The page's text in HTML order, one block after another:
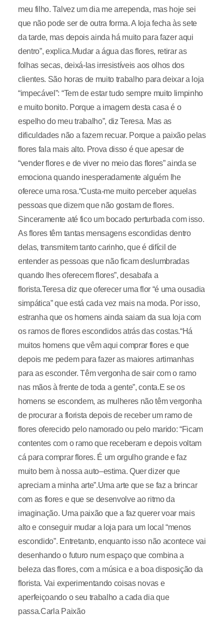
meu filho. Talvez um dia me arrependa, mas hoje sei
que não pode ser de outra forma. A loja fecha às sete
da tarde, mas depois ainda há muito para fazer aqui
dentro”, explica.Mudar a água das flores, retirar as
folhas secas, deixá-las irresistíveis aos olhos dos
clientes. São horas de muito trabalho para deixar a loja
“impecável”: “Tem de estar tudo sempre muito limpinho
e muito bonito. Porque a imagem desta casa é o
espelho do meu trabalho”, diz Teresa. Mas as
dificuldades não a fazem recuar. Porque a paixão pelas
flores fala mais alto. Prova disso é que apesar de
“vender flores e de viver no meio das flores” ainda se
emociona quando inesperadamente alguém lhe
oferece uma rosa.“Custa-me muito perceber aquelas
pessoas que dizem que não gostam de flores.
Sinceramente até fico um bocado perturbada com isso.
As flores têm tantas mensagens escondidas dentro
delas, transmitem tanto carinho, que é difícil de
entender as pessoas que não ficam deslumbradas
quando lhes oferecem flores”, desabafa a
florista.Teresa diz que oferecer uma flor “é uma ousadia
simpática” que está cada vez mais na moda. Por isso,
estranha que os homens ainda saiam da sua loja com
os ramos de flores escondidos atrás das costas.“Há
muitos homens que vêm aqui comprar flores e que
depois me pedem para fazer as maiores artimanhas
para as esconder. Têm vergonha de sair com o ramo
nas mãos à frente de toda a gente”, conta.E se os
homens se escondem, as mulheres não têm vergonha
de procurar a florista depois de receber um ramo de
flores oferecido pelo namorado ou pelo marido: “Ficam
contentes com o ramo que receberam e depois voltam
cá para comprar flores. É um orgulho grande e faz
muito bem à nossa auto–estima. Quer dizer que
apreciam a minha arte”.Uma arte que se faz a brincar
com as flores e que se desenvolve ao ritmo da
imaginação. Uma paixão que a faz querer voar mais
alto e conseguir mudar a loja para um local “menos
escondido”. Entretanto, enquanto isso não acontece vai
desenhando o futuro num espaço que combina a
beleza das flores, com a música e a boa disposição da
florista. Vai experimentando coisas novas e
aperfeiçoando o seu trabalho a cada dia que
passa.Carla Paixão